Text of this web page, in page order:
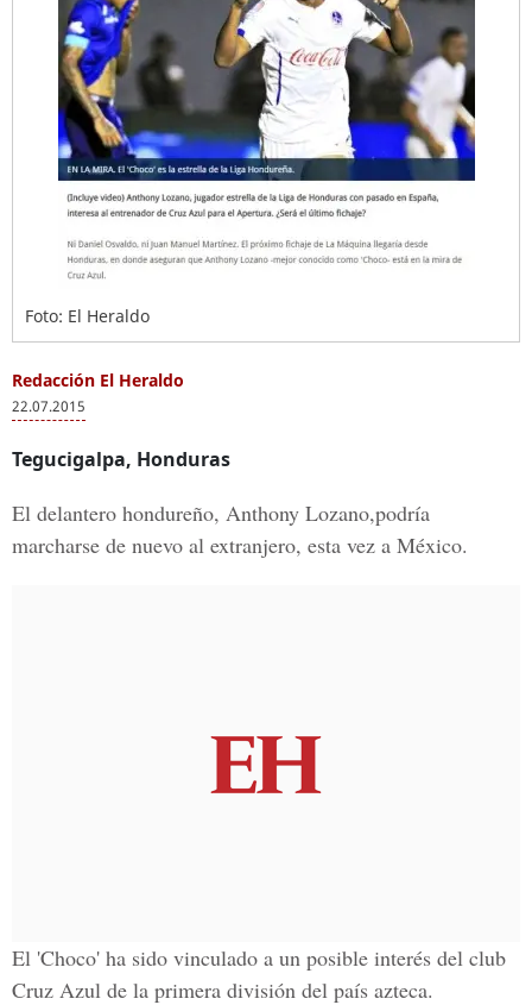
Foto: El Heraldo
Redacción El Heraldo
22.07.2015
Tegucigalpa, Honduras
El delantero hondureño, Anthony Lozano,podría
marcharse de nuevo al extranjero, esta vez a México.
El 'Choco' ha sido vinculado a un posible interés del club
Cruz Azul de la primera división del país azteca.